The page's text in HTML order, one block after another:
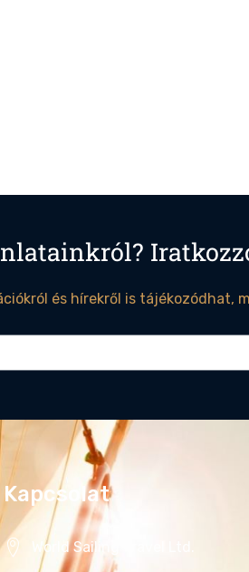
és hírekről is tájékozódhat,
Kapcsolat
World Sailing Travel Ltd.